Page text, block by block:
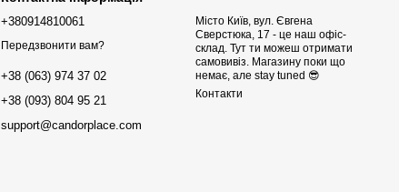
+380914810061
Передзвонити вам?
+38 (063) 974 37 02
+38 (093) 804 95 21
support@candorplace.com
Місто Київ, вул. Євгена
Сверстюка, 17 - це наш офіс-
склад. Тут ти можеш отримати
самовивіз. Магазину поки що
немає, але stay tuned 😎
Контакти